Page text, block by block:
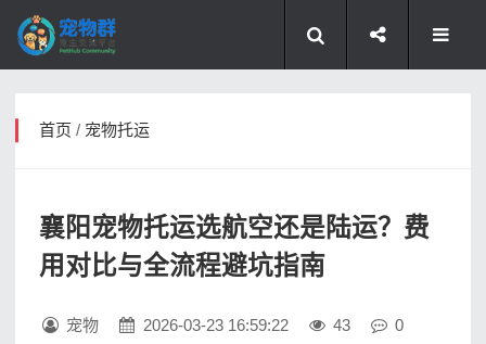
首页 / 宠物托运
襄阳宠物托运选航空还是陆运？费
用对比与全流程避坑指南
宠物 2026-03-23 16:59:22 43 0